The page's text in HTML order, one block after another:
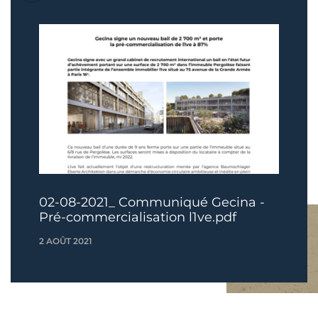
02-08-2021_ Communiqué Gecina -
Pré-commercialisation l1ve.pdf
2 AOÛT 2021